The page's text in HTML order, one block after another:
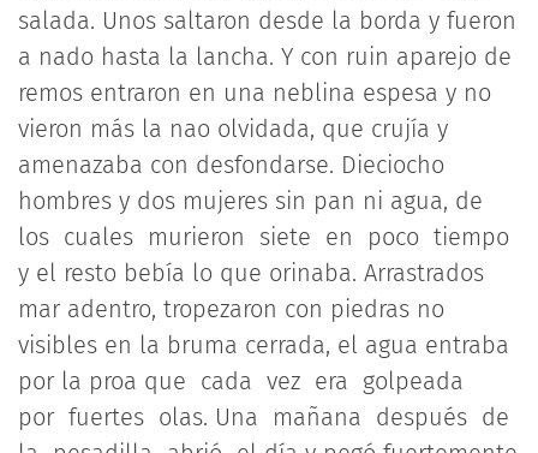
salada. Unos saltaron desde la borda y fueron
a nado hasta la lancha. Y con ruin aparejo de
remos entraron en una neblina espesa y no
vieron más la nao olvidada, que crujía y
amenazaba con desfondarse. Dieciocho
hombres y dos mujeres sin pan ni agua, de
los cuales murieron siete en poco tiempo
y el resto bebía lo que orinaba. Arrastrados
mar adentro, tropezaron con piedras no
visibles en la bruma cerrada, el agua entraba
por la proa que cada vez era golpeada
por fuertes olas. Una mañana después de